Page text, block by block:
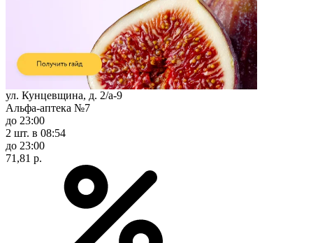
ул. Кунцевщина, д. 2/а-9
Альфа-аптека №7
до 23:00
2 шт. в 08:54
до 23:00
71,81 р.